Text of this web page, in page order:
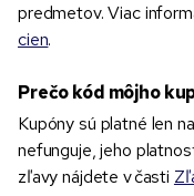
predmetov. Viac
cien.
Prečo kód môjho
Kupóny sú platné len
nefunguje, jeho
zľavy nájdete v časti